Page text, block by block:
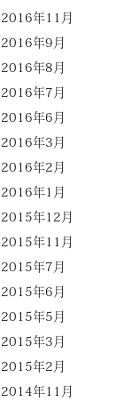
2016年11月
2016年9月
2016年8月
2016年7月
2016年6月
2016年3月
2016年2月
2016年1月
2015年12月
2015年11月
2015年7月
2015年6月
2015年5月
2015年3月
2015年2月
2014年11月